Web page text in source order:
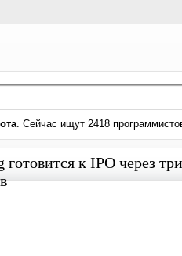
. Сейчас ищут 2418
готовится к IPO через